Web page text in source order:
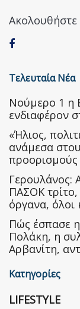
Τελευταία Νέα
Nούμερο 1 η
ενδιαφέρον
«Ήλιος,
ανάμεσα
προορισμούς
Γερουλάνος:
ΠΑΣΟΚ
όργανα,
Πώς έσπασε
Πολάκη, η
Αρβανίτη,
Κατηγορίες
LIFESTYLE